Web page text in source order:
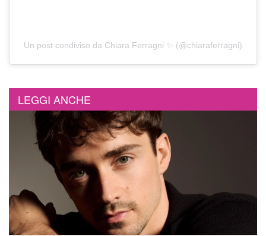
Un post condiviso da Chiara Ferragni ✨ (@chiaraferragni)
LEGGI ANCHE